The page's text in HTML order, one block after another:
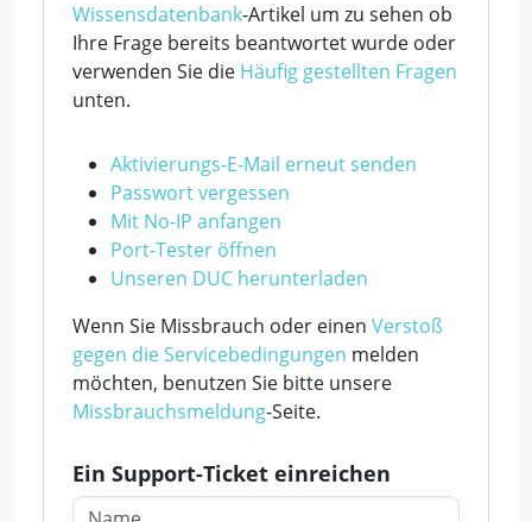
Wissensdatenbank-Artikel um zu sehen ob
Ihre Frage bereits beantwortet wurde oder
verwenden Sie die Häufig gestellten Fragen
unten.
Aktivierungs-E-Mail erneut senden
Passwort vergessen
Mit No-IP anfangen
Port-Tester öffnen
Unseren DUC herunterladen
Wenn Sie Missbrauch oder einen Verstoß
gegen die Servicebedingungen melden
möchten, benutzen Sie bitte unsere
Missbrauchsmeldung-Seite.
Ein Support-Ticket einreichen